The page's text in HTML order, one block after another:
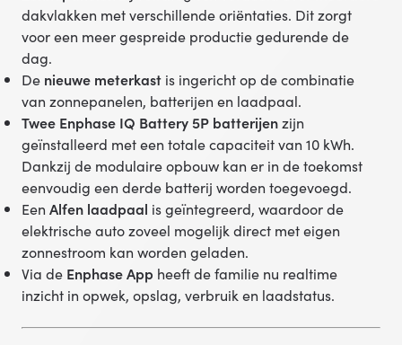
dakvlakken met verschillende oriëntaties. Dit zorgt
voor een meer gespreide productie gedurende de
dag.
De nieuwe meterkast is ingericht op de combinatie
van zonnepanelen, batterijen en laadpaal.
Twee Enphase IQ Battery 5P batterijenzijn
geïnstalleerd met een totale capaciteit van 10 kWh.
Dankzij de modulaire opbouw kan er in de toekomst
eenvoudig een derde batterij worden toegevoegd.
Een Alfen laadpaal is geïntegreerd, waardoor de
elektrische auto zoveel mogelijk direct met eigen
zonnestroom kan worden geladen.
Via de Enphase App heeft de familie nu realtime
inzicht in opwek, opslag, verbruik en laadstatus.